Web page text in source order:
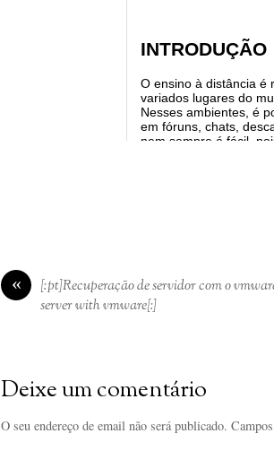
«
[:pt]Recuperação de servidor com o
server with vmware[:]
Deixe um comentário
O seu endereço de email não será publicado.